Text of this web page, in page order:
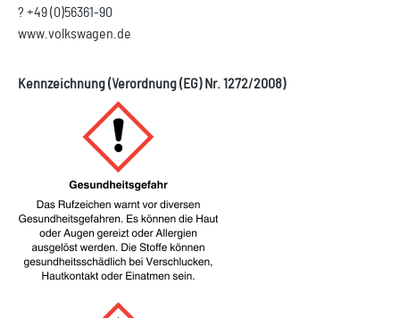
? +49 (0)56361-90
www.volkswagen.de
Kennzeichnung (Verordnung (EG) Nr. 1272/2008)